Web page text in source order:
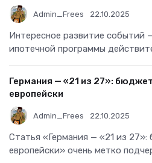
Admin_Frees 22.10.2025
Интересное развитие событий
ипотечной программы
Германия — «21 из 27»:
европейски
Admin_Frees 22.10.2025
Статья «Германия — «21 из
европейски» очень метко